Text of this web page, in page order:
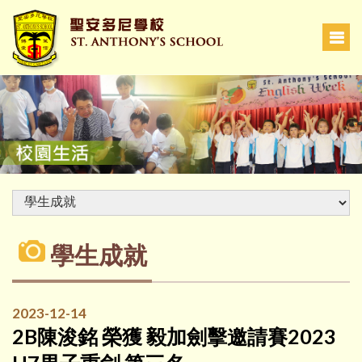
學生成就
2023-12-14
2B陳浚銘 榮獲 毅加劍擊邀請賽2023